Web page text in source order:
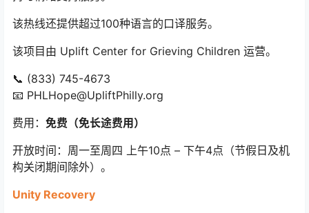
该热线还提供超过100种语言的口译服务。
该项目由 Uplift Center for Grieving Children 运营。
📞 (833) 745-4673
📧 PHLHope@UpliftPhilly.org
费用： 免费（免长途费用）
开放时间：周一至周四 上午10点 – 下午4点（节假日及机
构关闭期间除外）。
Unity Recovery